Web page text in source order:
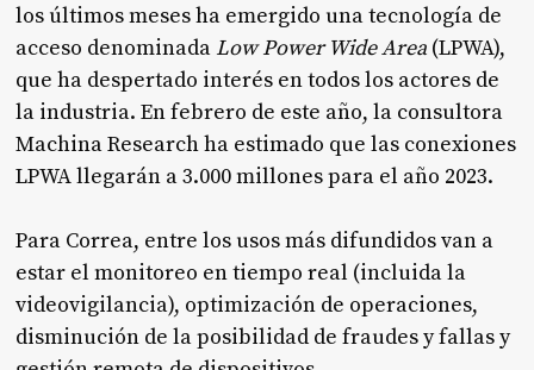
los últimos meses ha emergido una tecnología de
acceso denominada Low Power Wide Area (LPWA),
que ha despertado interés en todos los actores de
la industria. En febrero de este año, la consultora
Machina Research ha estimado que las conexiones
LPWA llegarán a 3.000 millones para el año 2023.
Para Correa, entre los usos más difundidos van a
estar el monitoreo en tiempo real (incluida la
videovigilancia), optimización de operaciones,
disminución de la posibilidad de fraudes y fallas y